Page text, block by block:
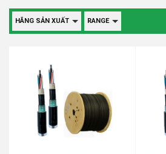
HÃNG SẢN XUẤT RANGE